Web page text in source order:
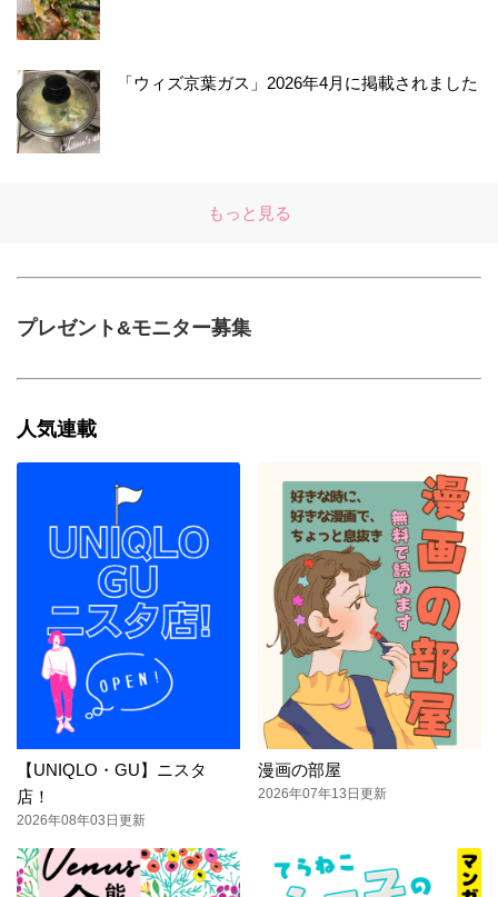
「ウィズ京葉ガス」2026年4月に掲載されました
もっと見る
プレゼント&モニター募集
人気連載
【UNIQLO・GU】ニスタ
店！
2026年08年03日更新
漫画の部屋
2026年07年13日更新